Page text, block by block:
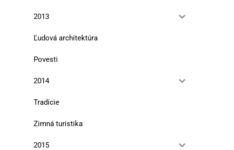
2013
Ľudová architektúra
Povesti
2014
Tradície
Zimná turistika
2015